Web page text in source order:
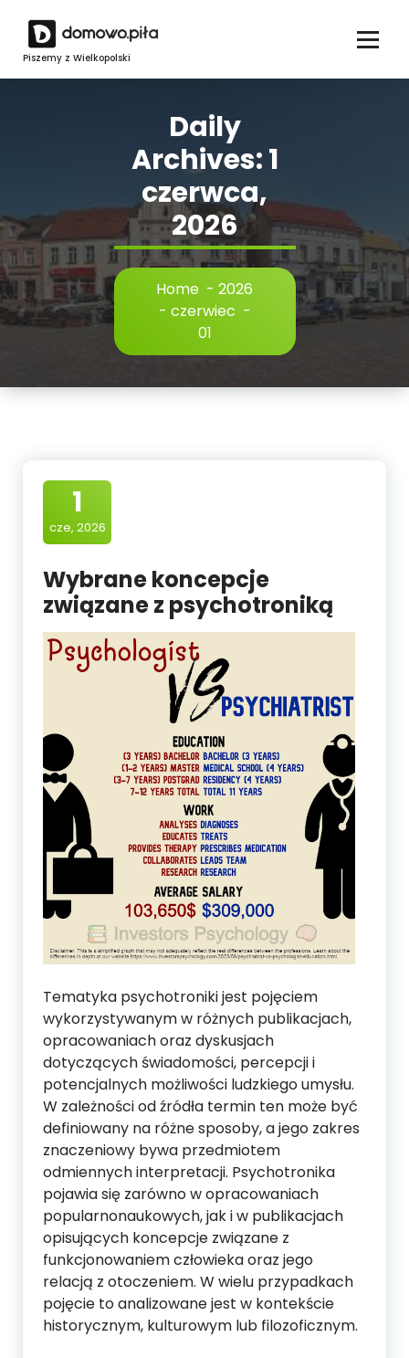
content
Piszemy z Wielkopolski
Daily
Archives: 1
czerwca,
2026
Home - 2026
- czerwiec -
01
1
cze, 2026
Wybrane koncepcje
związane z psychotroniką
Tematyka psychotroniki jest pojęciem
wykorzystywanym w różnych publikacjach,
opracowaniach oraz dyskusjach
dotyczących świadomości, percepcji i
potencjalnych możliwości ludzkiego umysłu.
W zależności od źródła termin ten może być
definiowany na różne sposoby, a jego zakres
znaczeniowy bywa przedmiotem
odmiennych interpretacji. Psychotronika
pojawia się zarówno w opracowaniach
popularnonaukowych, jak i w publikacjach
opisujących koncepcje związane z
funkcjonowaniem człowieka oraz jego
relacją z otoczeniem. W wielu przypadkach
pojęcie to analizowane jest w kontekście
historycznym, kulturowym lub filozoficznym.